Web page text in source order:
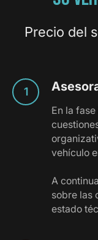
Precio del
En la
vehículo
A
sobre las
estado